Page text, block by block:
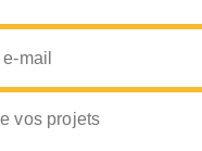
projets